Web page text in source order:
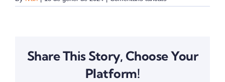
Revista
Share This Story, Choose Your
Platform!